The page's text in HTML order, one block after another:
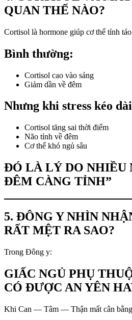
QUAN THẾ NÀO?
Cortisol là hormone giúp cơ thể tỉnh
Bình thường:
Cortisol cao vào sáng
Giảm dần về đêm
Nhưng khi stress kéo
Cortisol tăng sai thời điểm
Não tỉnh về đêm
Cơ thể khó ngủ sâu
ĐÓ LÀ LÝ DO NHIỀU
ĐÊM CÀNG TỈNH”
5. ĐÔNG Y NHÌN
RẤT MỆT RA SAO?
Trong Đông y:
GIẤC NGỦ PHỤ
CÓ ĐƯỢC AN YÊN
Khi Can — Tâm — Thận mất cân